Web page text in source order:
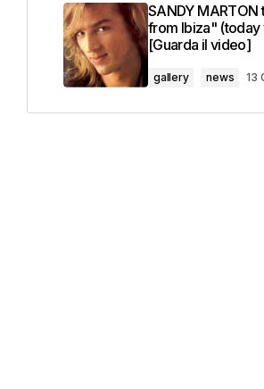
SANDY
from Ibiza" (today
[Guarda il video]
gallery news 13